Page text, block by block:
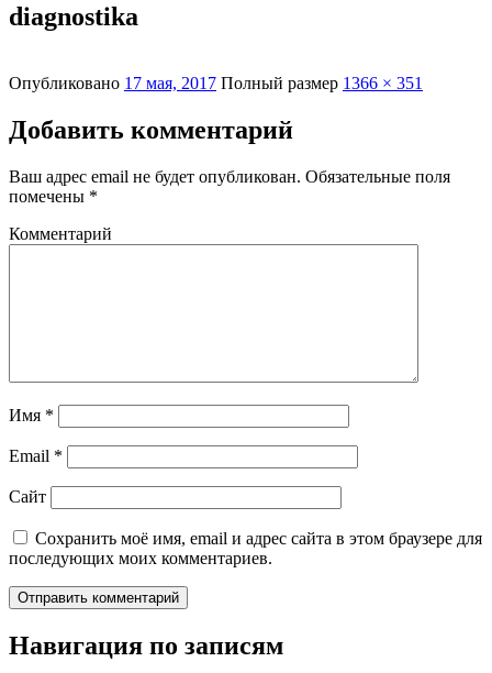
diagnostika
Опубликовано 17 мая, 2017 Полный размер 1366 × 351
Добавить комментарий
Ваш адрес email не будет опубликован. Обязательные поля
помечены *
Комментарий
Имя *
Email *
Сайт
Сохранить моё имя, email и адрес сайта в этом браузере для
последующих моих комментариев.
Навигация по записям